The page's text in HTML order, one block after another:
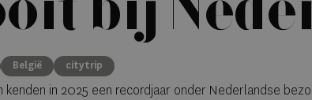
bij
België citytrip
kenden in 2025 een recordjaar onder Nederlandse